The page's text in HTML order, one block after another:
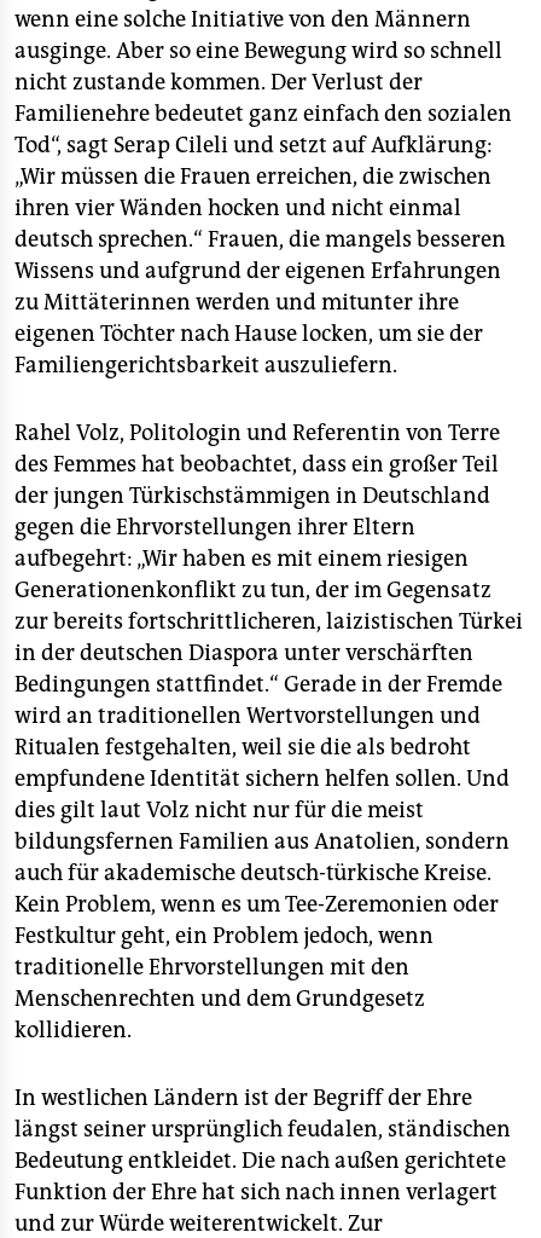
wenn eine solche Initiative von den Männern
ausginge. Aber so eine Bewegung wird so schnell
nicht zustande kommen. Der Verlust der
Familienehre bedeutet ganz einfach den sozialen
Tod“, sagt Serap Cileli und setzt auf Aufklärung:
„Wir müssen die Frauen erreichen, die zwischen
ihren vier Wänden hocken und nicht einmal
deutsch sprechen.“ Frauen, die mangels besseren
Wissens und aufgrund der eigenen Erfahrungen
zu Mittäterinnen werden und mitunter ihre
eigenen Töchter nach Hause locken, um sie der
Familiengerichtsbarkeit auszuliefern.
Rahel Volz, Politologin und Referentin von Terre
des Femmes hat beobachtet, dass ein großer Teil
der jungen Türkischstämmigen in Deutschland
gegen die Ehrvorstellungen ihrer Eltern
aufbegehrt: „Wir haben es mit einem riesigen
Generationenkonflikt zu tun, der im Gegensatz
zur bereits fortschrittlicheren, laizistischen Türkei
in der deutschen Diaspora unter verschärften
Bedingungen stattfindet.“ Gerade in der Fremde
wird an traditionellen Wertvorstellungen und
Ritualen festgehalten, weil sie die als bedroht
empfundene Identität sichern helfen sollen. Und
dies gilt laut Volz nicht nur für die meist
bildungsfernen Familien aus Anatolien, sondern
auch für akademische deutsch-türkische Kreise.
Kein Problem, wenn es um Tee-Zeremonien oder
Festkultur geht, ein Problem jedoch, wenn
traditionelle Ehrvorstellungen mit den
Menschenrechten und dem Grundgesetz
kollidieren.
In westlichen Ländern ist der Begriff der Ehre
längst seiner ursprünglich feudalen, ständischen
Bedeutung entkleidet. Die nach außen gerichtete
Funktion der Ehre hat sich nach innen verlagert
und zur Würde weiterentwickelt. Zur